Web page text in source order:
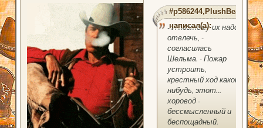
#p586244,PlushBear
написал(а):
- И поэтому их надо
отвлечь, -
согласилась
Шельма. - Пожар
устроить,
крестный ход какой-
нибудь, этот...
хоровод -
бессмысленный и
беспощадный.